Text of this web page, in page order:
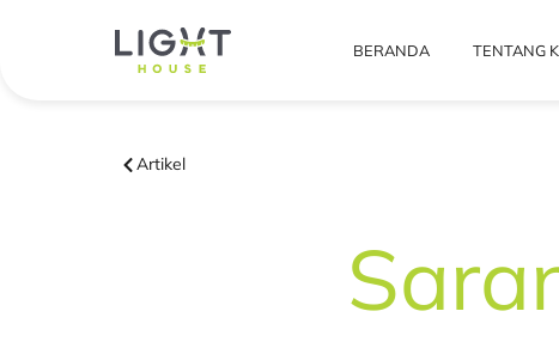
BERANDA TENTANG
Artikel